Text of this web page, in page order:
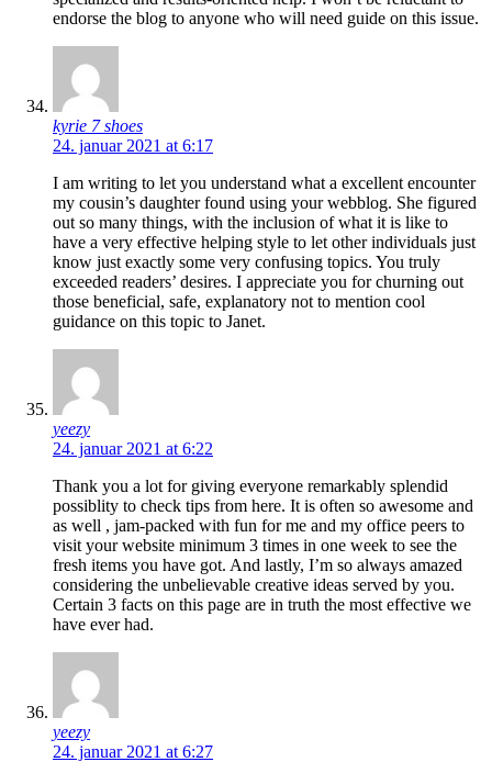
endorse the blog to anyone who will need guide on this issue.
kyrie 7 shoes
24. januar 2021 at 6:17
I am writing to let you understand what a excellent encounter
my cousin’s daughter found using your webblog. She figured
out so many things, with the inclusion of what it is like to
have a very effective helping style to let other individuals just
know just exactly some very confusing topics. You truly
exceeded readers’ desires. I appreciate you for churning out
those beneficial, safe, explanatory not to mention cool
guidance on this topic to Janet.
yeezy
24. januar 2021 at 6:22
Thank you a lot for giving everyone remarkably splendid
possiblity to check tips from here. It is often so awesome and
as well , jam-packed with fun for me and my office peers to
visit your website minimum 3 times in one week to see the
fresh items you have got. And lastly, I’m so always amazed
considering the unbelievable creative ideas served by you.
Certain 3 facts on this page are in truth the most effective we
have ever had.
yeezy
24. januar 2021 at 6:27